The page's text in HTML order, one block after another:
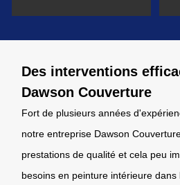
Des interventions
Dawson Couverture
Fort de plusieurs années
notre entreprise Dawson
prestations de qualité et cela peu
besoins en peinture intérieure dans